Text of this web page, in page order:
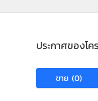
ประกาศของโ
ขาย (0)